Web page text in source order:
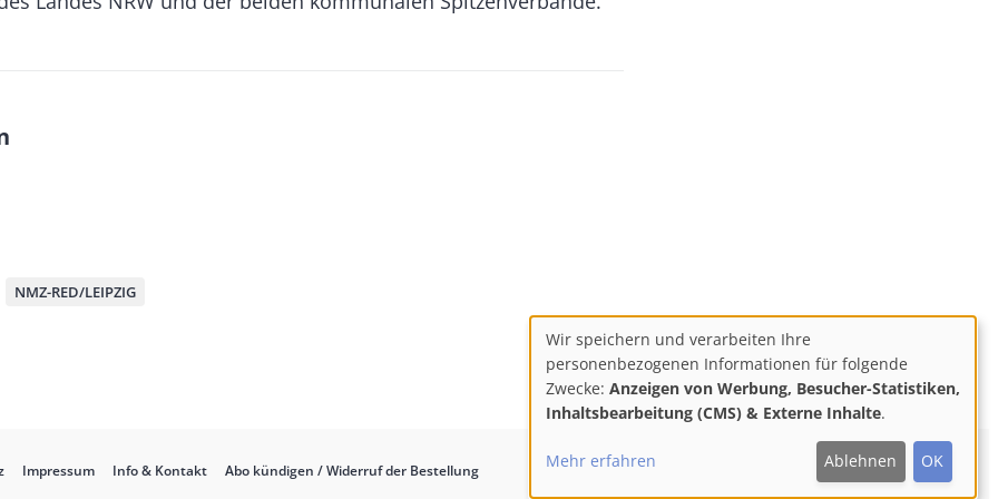
NMZ-RED/LEIPZIG
Impressum Info & Kontakt Abo kündigen / Widerruf der Bestellung Y
Use
of
personal
Wir speichern und verarbeiten Ihre
personenbezogenen Informationen für folgende
Zwecke: Anzeigen von Werbung, Besucher-Statistiken,
Inhaltsbearbeitung (CMS) & Externe Inhalte.
Mehr erfahren Ablehnen OK